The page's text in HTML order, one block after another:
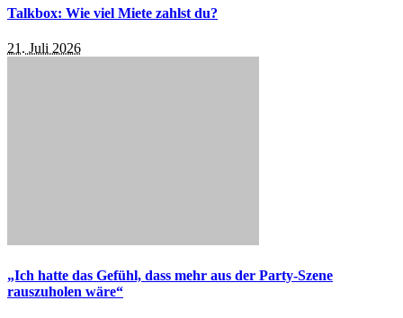
Talkbox: Wie viel Miete zahlst du?
21. Juli 2026
„Ich hatte das Gefühl, dass mehr aus der Party-Szene
rauszuholen wäre“